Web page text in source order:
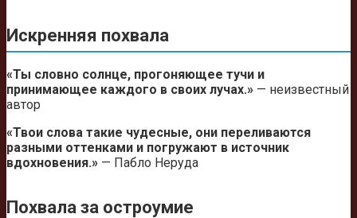
Искренняя похвала
«Ты словно солнце, прогоняющее тучи и
принимающее каждого в своих лучах.» — неизвестный
автор
«Твои слова такие чудесные, они переливаются
разными оттенками и погружают в источник
вдохновения.» — Пабло Неруда
Похвала за остроумие